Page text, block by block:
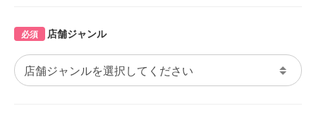
店舗ジャンル
必須